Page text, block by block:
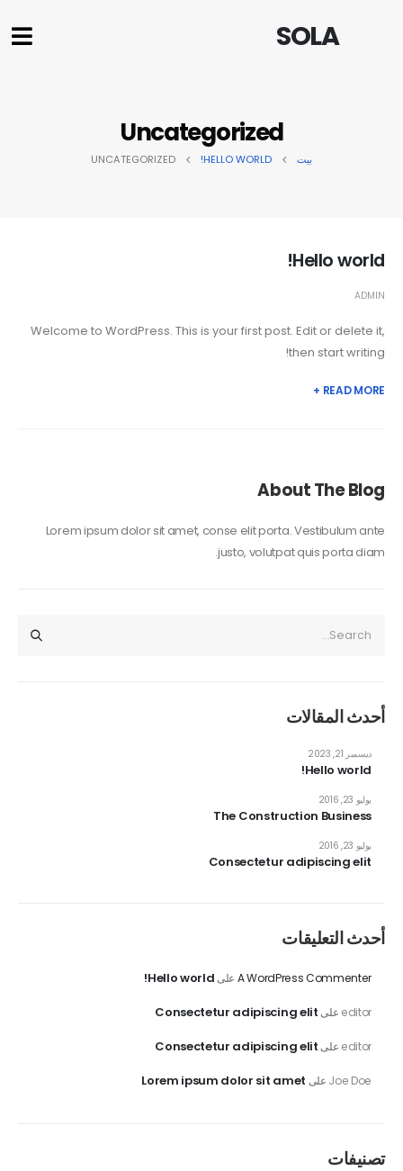
SOLA
Uncategorized
بيت HELLO WORLD!
UNCATEGORIZED
Hello world!
ADMIN
Welcome to WordPress. This is your first post. Edit or delete it,
then start writing!
READ MORE +
About The Blog
Lorem ipsum dolor sit amet, conse elit porta. Vestibulum ante
justo, volutpat quis porta diam.
أحدث المقالات
Hello world!
ديسمبر 21, 2023
The Construction Business
يوليو 23, 2016
Consectetur adipiscing elit
يوليو 23, 2016
أحدث التعليقات
A WordPress Commenter علىHello world!
editor علىConsectetur adipiscing elit
editor علىConsectetur adipiscing elit
Joe Doe على Lorem ipsum dolor sit amet
تصنيفات